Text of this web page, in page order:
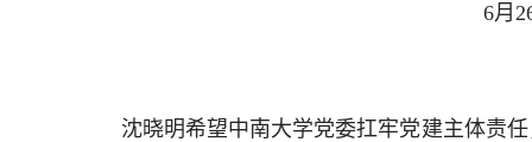
6月
沈晓明希望中南大学党委扛牢党建主体责